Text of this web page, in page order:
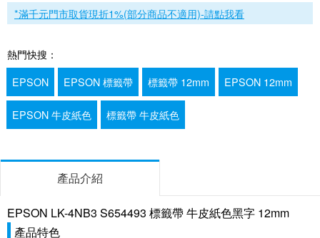
*滿千元門市取貨現折1%(部分商品不適用)-請點我看
熱門快搜：
EPSON
EPSON 標籤帶 標籤帶 12mm EPSON 12mm
EPSON 牛皮紙色 標籤帶 牛皮紙色
產品介紹
EPSON LK-4NB3 S654493 標籤帶 牛皮紙色黑字 12mm
產品特色